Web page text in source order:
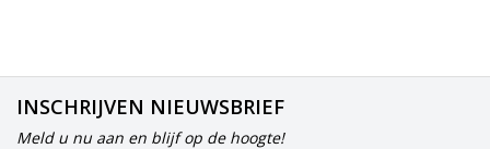
INSCHRIJVEN NIEUWSBRIEF
Meld u nu aan en blijf op de hoogte!